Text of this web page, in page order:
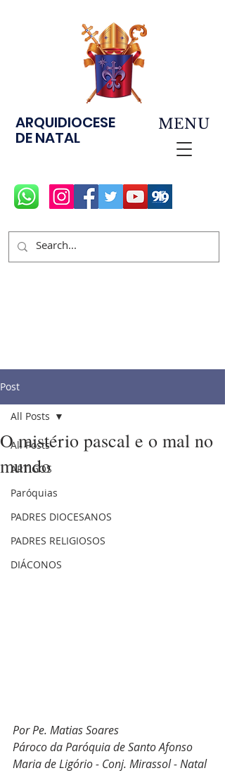
ARQUIDIOCESE
DE NATAL
MENU
Post
All Posts
ARTIGOS
Paróquias
PADRES DIOCESANOS
PADRES RELIGIOSOS
DIÁCONOS
All Posts
O mistério pascal e o mal no
mundo
Por Pe. Matias Soares
Pároco da Paróquia de Santo Afonso
Maria de Ligório - Conj. Mirassol - Natal